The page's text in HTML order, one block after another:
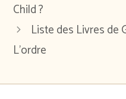
Child ?
Liste des Livres de
L’ordre